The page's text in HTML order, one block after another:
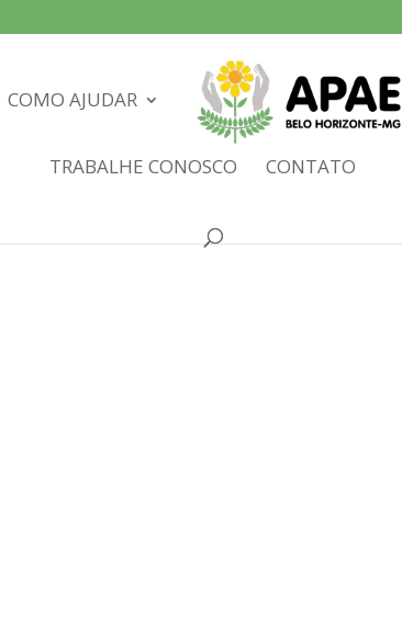
COMO AJUDAR
TRABALHE CONOSCO CONTATO